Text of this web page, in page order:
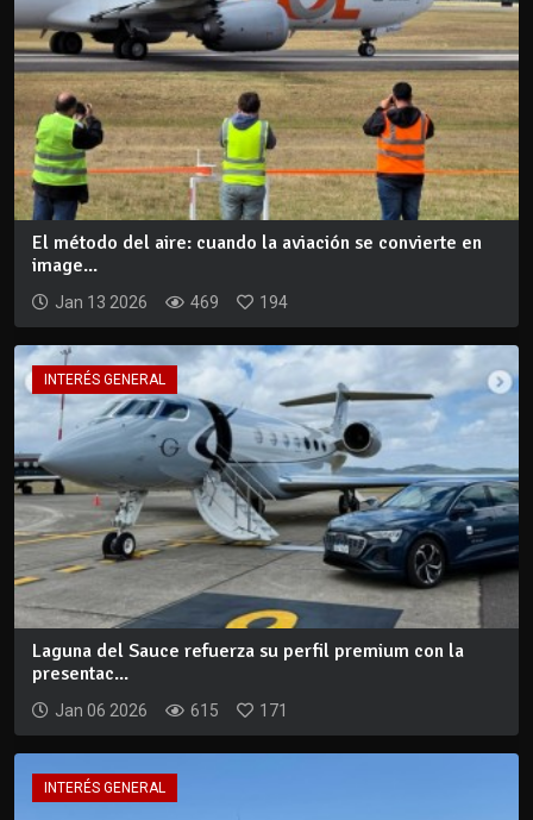
El método del aire: cuando la aviación se convierte en
image...
Jan 13 2026 469 194
INTERÉS GENERAL
Laguna del Sauce refuerza su perfil premium con la
presentac...
Jan 06 2026 615 171
INTERÉS GENERAL